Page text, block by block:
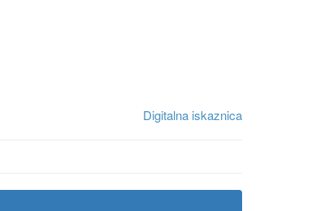
Digitalna iskaznica